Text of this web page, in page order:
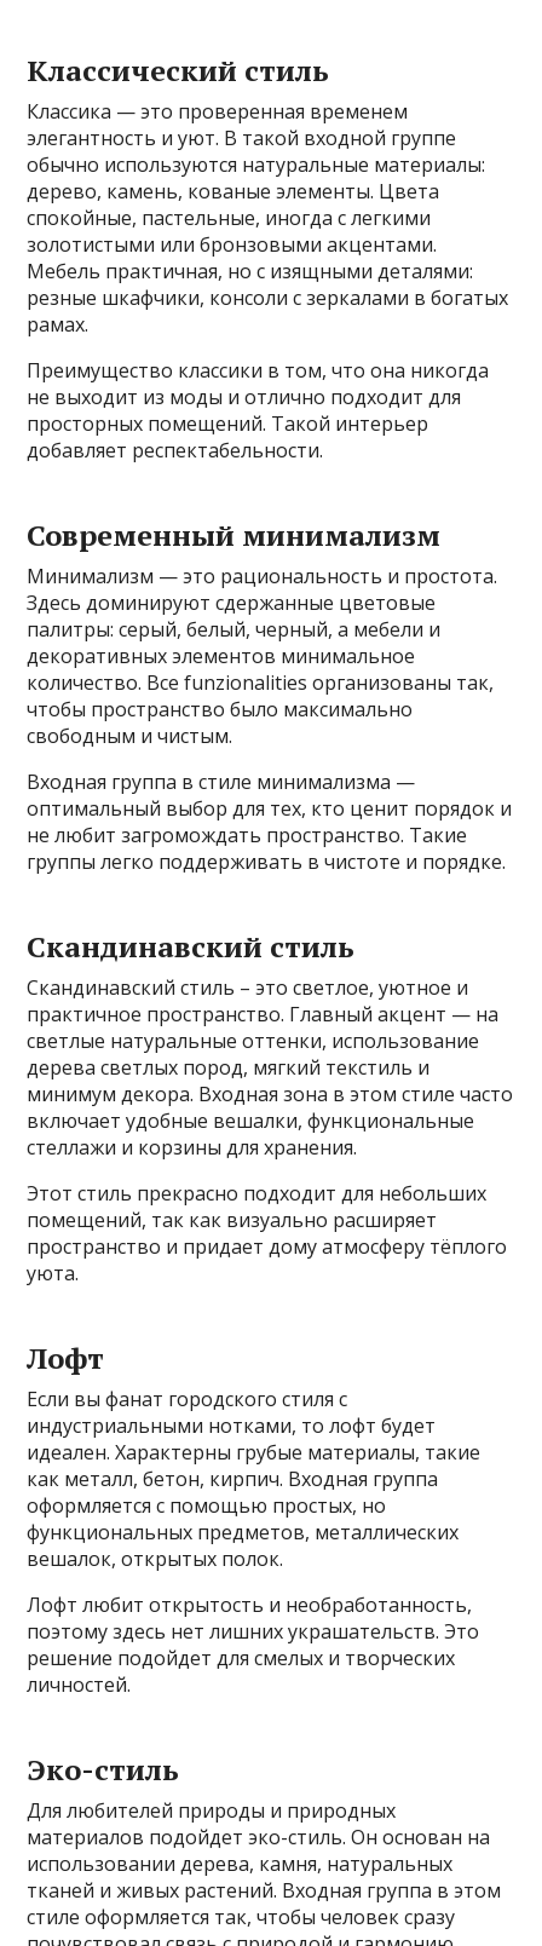
Классический стиль
Классика — это проверенная временем
элегантность и уют. В такой входной группе
обычно используются натуральные материалы:
дерево, камень, кованые элементы. Цвета
спокойные, пастельные, иногда с легкими
золотистыми или бронзовыми акцентами.
Мебель практичная, но с изящными деталями:
резные шкафчики, консоли с зеркалами в богатых
рамах.
Преимущество классики в том, что она никогда
не выходит из моды и отлично подходит для
просторных помещений. Такой интерьер
добавляет респектабельности.
Современный минимализм
Минимализм — это рациональность и простота.
Здесь доминируют сдержанные цветовые
палитры: серый, белый, черный, а мебели и
декоративных элементов минимальное
количество. Все funzionalities организованы так,
чтобы пространство было максимально
свободным и чистым.
Входная группа в стиле минимализма —
оптимальный выбор для тех, кто ценит порядок и
не любит загромождать пространство. Такие
группы легко поддерживать в чистоте и порядке.
Скандинавский стиль
Скандинавский стиль – это светлое, уютное и
практичное пространство. Главный акцент — на
светлые натуральные оттенки, использование
дерева светлых пород, мягкий текстиль и
минимум декора. Входная зона в этом стиле часто
включает удобные вешалки, функциональные
стеллажи и корзины для хранения.
Этот стиль прекрасно подходит для небольших
помещений, так как визуально расширяет
пространство и придает дому атмосферу тёплого
уюта.
Лофт
Если вы фанат городского стиля с
индустриальными нотками, то лофт будет
идеален. Характерны грубые материалы, такие
как металл, бетон, кирпич. Входная группа
оформляется с помощью простых, но
функциональных предметов, металлических
вешалок, открытых полок.
Лофт любит открытость и необработанность,
поэтому здесь нет лишних украшательств. Это
решение подойдет для смелых и творческих
личностей.
Эко-стиль
Для любителей природы и природных
материалов подойдет эко-стиль. Он основан на
использовании дерева, камня, натуральных
тканей и живых растений. Входная группа в этом
стиле оформляется так, чтобы человек сразу